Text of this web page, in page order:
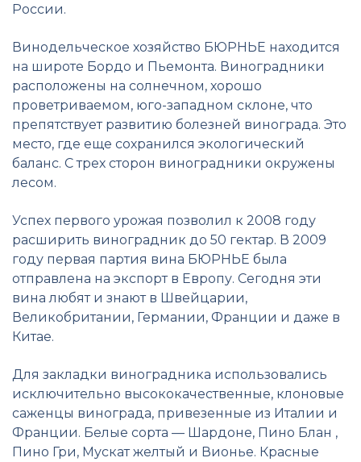
России.
Винодельческое хозяйство БЮРНЬЕ находится
на широте Бордо и Пьемонта. Виноградники
расположены на солнечном, хорошо
проветриваемом, юго-западном склоне, что
препятствует развитию болезней винограда. Это
место, где еще сохранился экологический
баланс. С трех сторон виноградники окружены
лесом.
Успех первого урожая позволил к 2008 году
расширить виноградник до 50 гектар. В 2009
году первая партия вина БЮРНЬЕ была
отправлена на экспорт в Европу. Сегодня эти
вина любят и знают в Швейцарии,
Великобритании, Германии, Франции и даже в
Китае.
Для закладки виноградника использовались
исключительно высококачественные, клоновые
саженцы винограда, привезенные из Италии и
Франции. Белые сорта — Шардоне, Пино Блан ,
Пино Гри, Мускат желтый и Вионье. Красные